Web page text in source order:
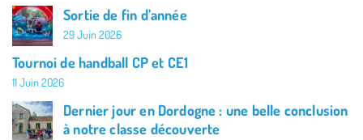
Sortie de fin d’année
29 Juin 2026
Tournoi de handball CP et CE1
11 Juin 2026
Dernier jour en Dordogne : une belle conclusion
à notre classe découverte